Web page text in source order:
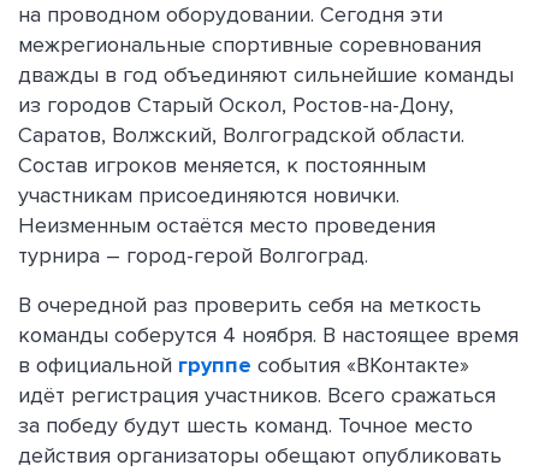
на проводном оборудовании. Сегодня эти
межрегиональные спортивные соревнования
дважды в год объединяют сильнейшие команды
из городов Старый Оскол, Ростов-на-Дону,
Саратов, Волжский, Волгоградской области.
Состав игроков меняется, к постоянным
участникам присоединяются новички.
Неизменным остаётся место проведения
турнира – город-герой Волгоград.
В очередной раз проверить себя на меткость
команды соберутся 4 ноября. В настоящее время
в официальной группе события «ВКонтакте»
идёт регистрация участников. Всего сражаться
за победу будут шесть команд. Точное место
действия организаторы обещают опубликовать